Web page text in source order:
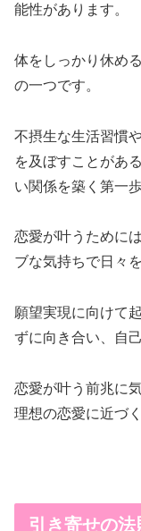
能性があります。
体をしっかり休め
の一つです。
不摂生な生活習慣
を及ぼすことがあ
い関係を築く第一
恋愛が叶うために
ブな気持ちで日々
願望実現に向けて
ずに向き合い、自
恋愛が叶う前兆に
理想の恋愛に近づ
引き寄せの